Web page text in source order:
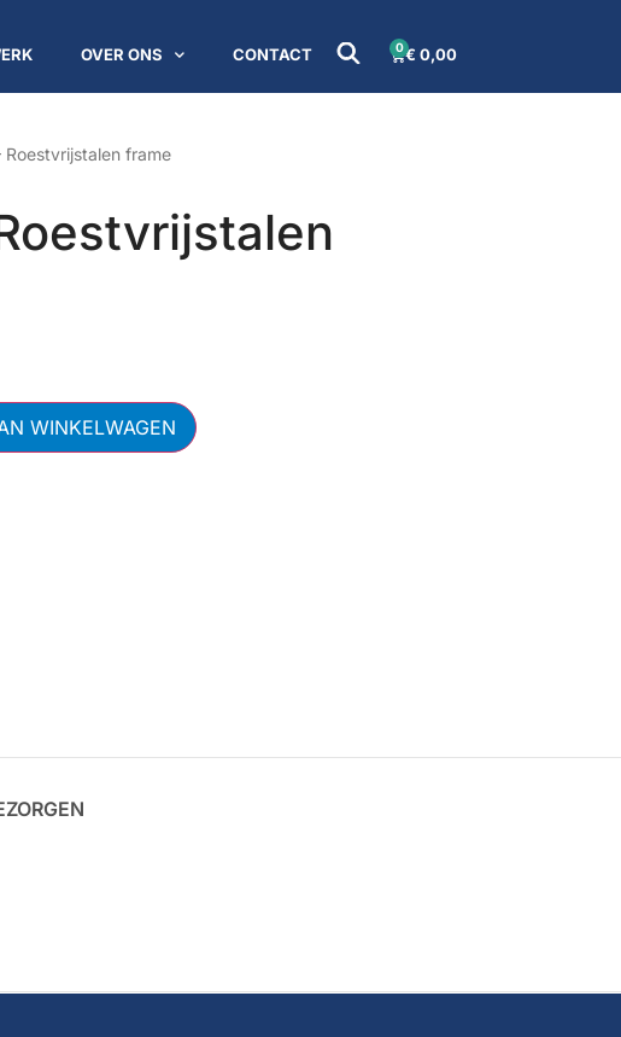
OVER ONS CONTACT € 0,00
0
Roestvrijstalen frame
WINKELWAGEN